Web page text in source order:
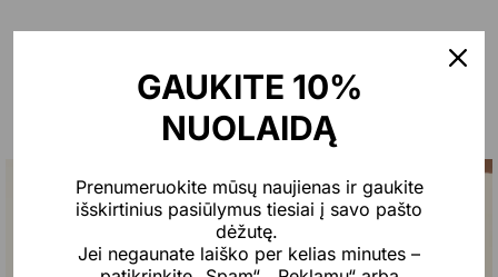
Jums taip pat gali patikti…
-20% Naujiena
GAUKITE 10%
NUOLAIDĄ
Prenumeruokite mūsų naujienas ir gaukite
išskirtinius pasiūlymus tiesiai į savo pašto
dėžutę.
Jei negaunate laiško per kelias minutes –